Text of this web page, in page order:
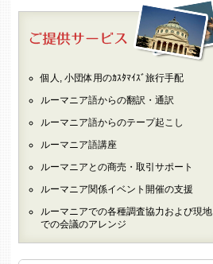
個人, 小団体用のｶｽﾀﾏｲｽﾞ旅行手配
ルーマニア語からの翻訳・通訳
ルーマニア語からのテープ起こし
ルーマニア語講座
ルーマニアとの商売・取引サポート
ルーマニア関係イベント開催の支援
ルーマニアでの各種調査協力および現地
での会議のアレンジ